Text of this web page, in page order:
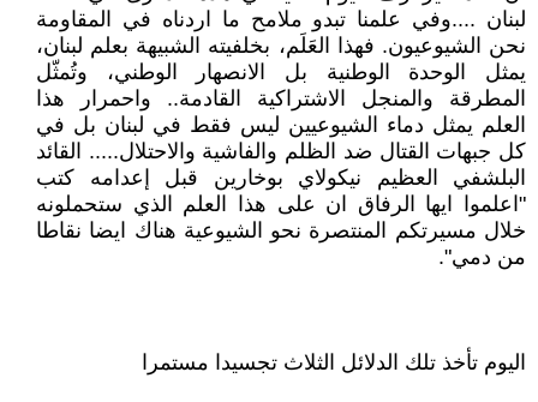
لبنان ....وفي علمنا تبدو ملامح ما اردناه في المقاومة
نحن الشيوعيون. فهذا العَلَم، بخلفيته الشبيهة بعلم لبنان،
يمثل الوحدة الوطنية بل الانصهار الوطني، وتُمثّل
المطرقة والمنجل الاشتراكية القادمة.. واحمرار هذا
العلم يمثل دماء الشيوعيين ليس فقط في لبنان بل في
كل جبهات القتال ضد الظلم والفاشية والاحتلال..... القائد
البلشفي العظيم نيكولاي بوخارين قبل إعدامه كتب
"اعلموا ايها الرفاق ان على هذا العلم الذي ستحملونه
خلال مسيرتكم المنتصرة نحو الشيوعية هناك ايضا نقاطا
من دمي".
اليوم تأخذ تلك الدلائل الثلاث تجسيدا مستمرا